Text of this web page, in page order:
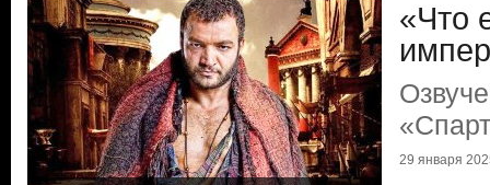
«Что
29 января